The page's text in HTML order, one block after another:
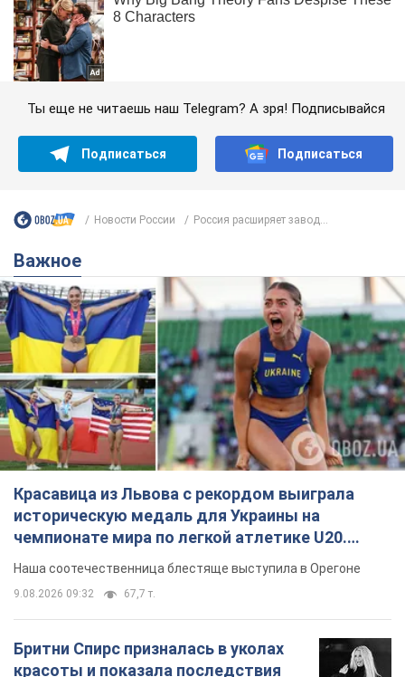
Ты еще не читаешь наш Telegram? А зря! Подписывайся
Подписаться Подписаться
Новости России Россия расширяет завод...
Важное
Красавица из Львова с рекордом выиграла
историческую медаль для Украины на
чемпионате мира по легкой атлетике U20.
Видео
Наша соотечественница блестяще выступила в Орегоне
9.08.2026 09:32 67,7 т.
Бритни Спирс призналась в уколах
красоты и показала последствия